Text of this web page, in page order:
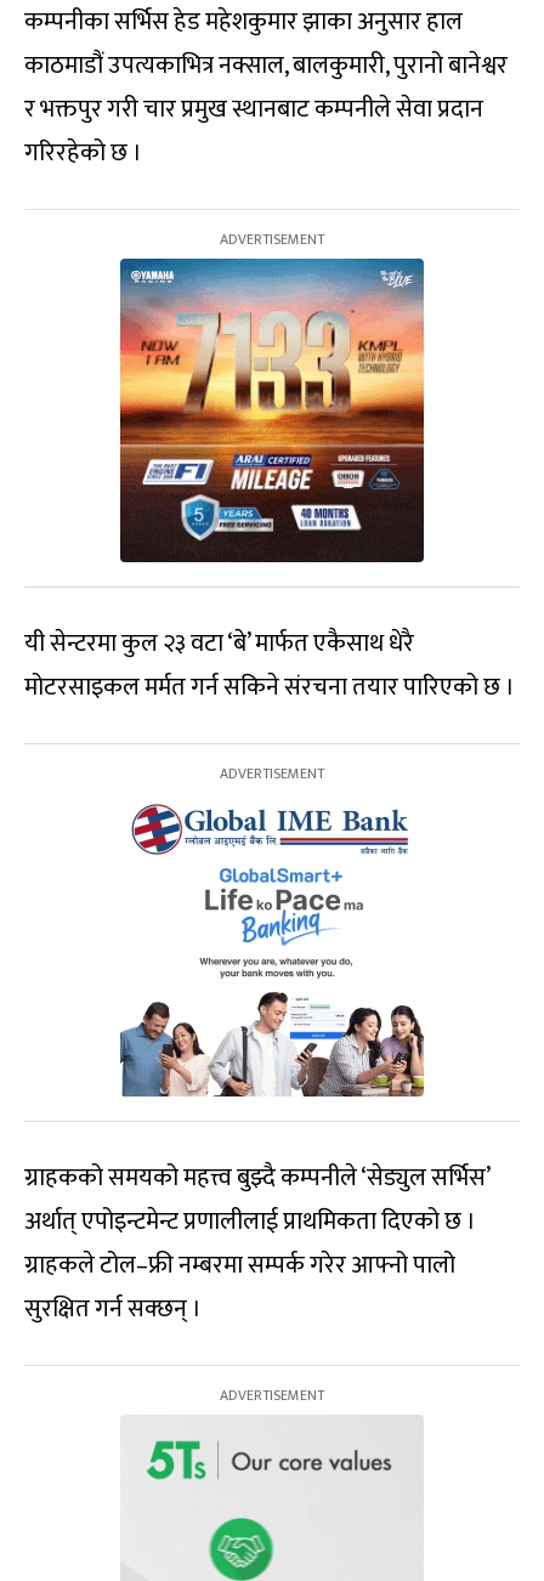
कम्पनीका सर्भिस हेड महेशकुमार झाका अनुसार हाल
काठमाडौं उपत्यकाभित्र नक्साल, बालकुमारी, पुरानो बानेश्वर
र भक्तपुर गरी चार प्रमुख स्थानबाट कम्पनीले सेवा प्रदान
गरिरहेको छ ।
यी सेन्टरमा कुल २३ वटा ‘बे’ मार्फत एकैसाथ धेरै
मोटरसाइकल मर्मत गर्न सकिने संरचना तयार पारिएको छ ।
ग्राहकको समयको महत्त्व बुझ्दै कम्पनीले ‘सेड्युल सर्भिस’
अर्थात् एपोइन्टमेन्ट प्रणालीलाई प्राथमिकता दिएको छ ।
ग्राहकले टोल–फ्री नम्बरमा सम्पर्क गरेर आफ्नो पालो
सुरक्षित गर्न सक्छन् ।